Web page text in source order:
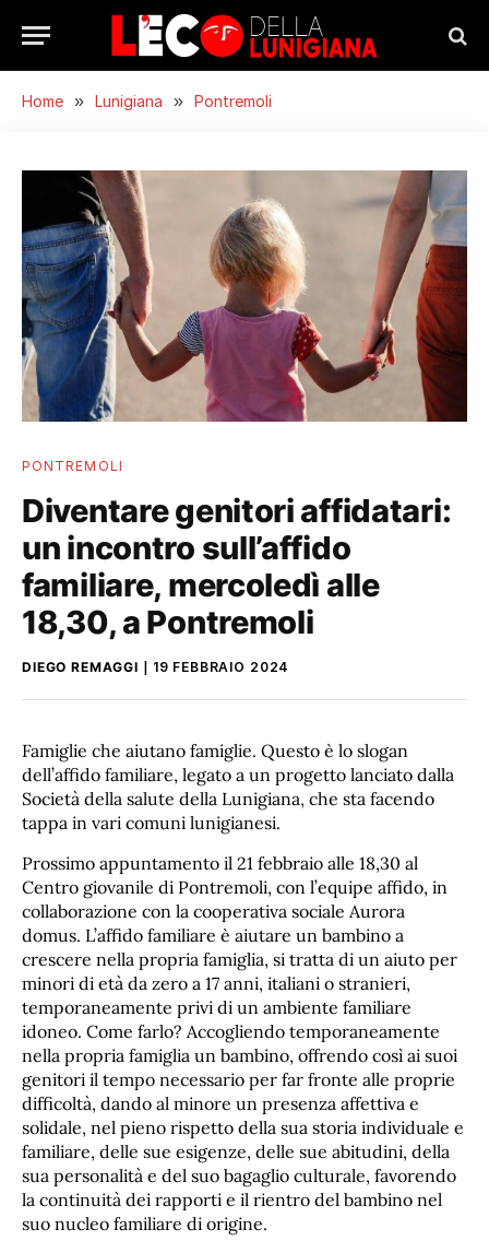
Home » Lunigiana » Pontremoli
PONTREMOLI
Diventare genitori affidatari:
un incontro sull’affido
familiare, mercoledì alle
18,30, a Pontremoli
DIEGO REMAGGI 19 FEBBRAIO 2024
Famiglie che aiutano famiglie. Questo è lo slogan
dell’affido familiare, legato a un progetto lanciato dalla
Società della salute della Lunigiana, che sta facendo
tappa in vari comuni lunigianesi.
Prossimo appuntamento il 21 febbraio alle 18,30 al
Centro giovanile di Pontremoli, con l’equipe affido, in
collaborazione con la cooperativa sociale Aurora
domus. L’affido familiare è aiutare un bambino a
crescere nella propria famiglia, si tratta di un aiuto per
minori di età da zero a 17 anni, italiani o stranieri,
temporaneamente privi di un ambiente familiare
idoneo. Come farlo? Accogliendo temporaneamente
nella propria famiglia un bambino, offrendo così ai suoi
genitori il tempo necessario per far fronte alle proprie
difficoltà, dando al minore un presenza affettiva e
solidale, nel pieno rispetto della sua storia individuale e
familiare, delle sue esigenze, delle sue abitudini, della
sua personalità e del suo bagaglio culturale, favorendo
la continuità dei rapporti e il rientro del bambino nel
suo nucleo familiare di origine.